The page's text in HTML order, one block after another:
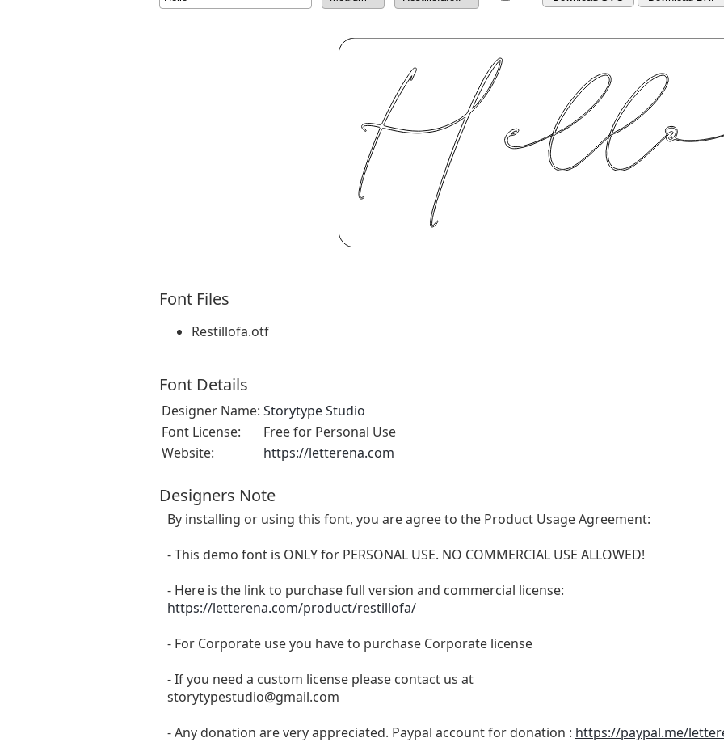
Font Files
Restillofa.otf
Font Details
Designer Name: Storytype Studio
Font License:
Free for Personal Use
Website:
https://letterena.com
Designers Note
By installing or using this font, you are agree to the Product Usage Agreement:
- This demo font is ONLY for PERSONAL USE. NO COMMERCIAL USE ALLOWED!
- Here is the link to purchase full version and commercial license:
https://letterena.com/product/restillofa/
- For Corporate use you have to purchase Corporate license
- If you need a custom license please contact us at
storytypestudio@gmail.com
- Any donation are very appreciated. Paypal account for donation : https://paypal.me/